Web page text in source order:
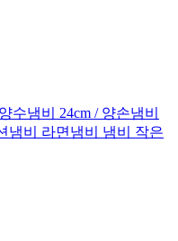
수냄비 24cm / 양손냄비
냄비 라면냄비 냄비 작은